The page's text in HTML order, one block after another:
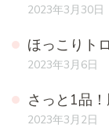
2023年3月30日
ほっこりト
2023年3月6日
さっと1品
2023年3月2日